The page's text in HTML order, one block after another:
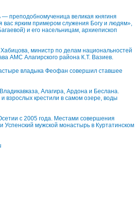
преподобномученица великая княгиня
вас ярким примером служения Богу и людям»,
и его насельницам, архиепископ
министр по делам национальностей
АМС Алагирского района К.Т. Вазиев.
владыка Феофан совершил ставшее
Алагира, Ардона и Беслана.
взрослых крестили в самом озере, воды
с 2005 года. Местами совершения
Успенский мужской монастырь в Куртатинском